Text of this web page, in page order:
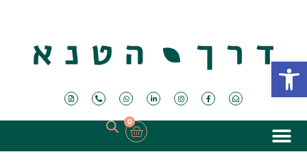
פתח סרגל נגישות
0